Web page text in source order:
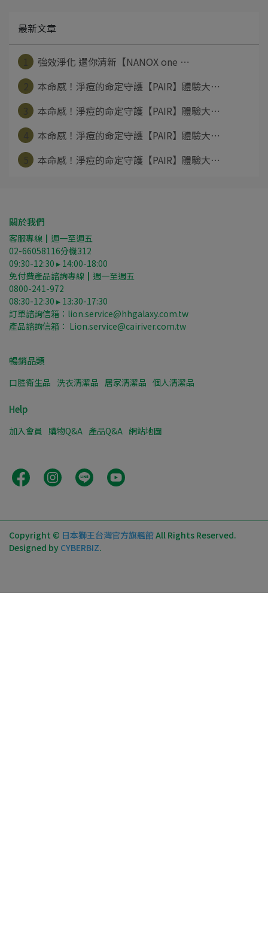
最新文章
強效淨化 還你清新【NANOX one ⋯
本命感！淨痘的命定守護【PAIR】體驗大⋯
本命感！淨痘的命定守護【PAIR】體驗大⋯
本命感！淨痘的命定守護【PAIR】體驗大⋯
本命感！淨痘的命定守護【PAIR】體驗大⋯
關於我們
客服專線┃週一至週五
02-66058116分機312
09:30-12:30 ▸ 14:00-18:00
免付費產品諮詢專線┃週一至週五
0800-241-972
08:30-12:30 ▸ 13:30-17:30
訂單諮詢信箱：lion.service@hhgalaxy.com.tw
產品諮詢信箱： Lion.service@cairiver.com.tw
暢銷品類
口腔衛生品 洗衣清潔品 居家清潔品 個人清潔品
Help
加入會員 購物Q&A 產品Q&A 網站地圖
Copyright © 日本獅王台灣官方旗艦館All Rights Reserved.
Designed by CYBERBIZ.